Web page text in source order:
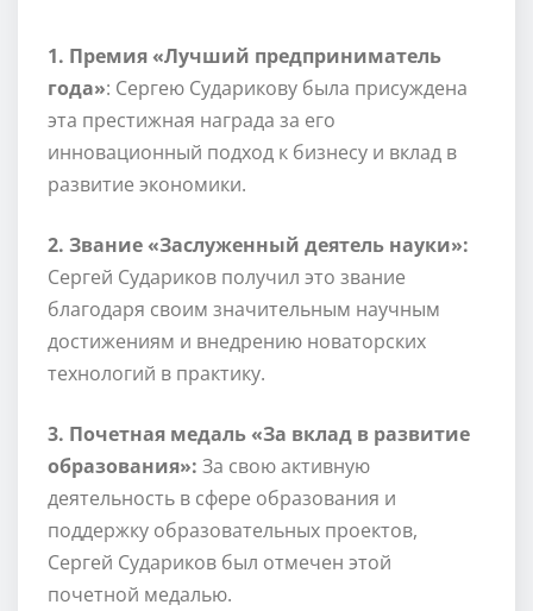
1. Премия «Лучший предприниматель
года»: Сергею Сударикову была присуждена
эта престижная награда за его
инновационный подход к бизнесу и вклад в
развитие экономики.
2. Звание «Заслуженный деятель науки»:
Сергей Судариков получил это звание
благодаря своим значительным научным
достижениям и внедрению новаторских
технологий в практику.
3. Почетная медаль «За вклад в развитие
образования»: За свою активную
деятельность в сфере образования и
поддержку образовательных проектов,
Сергей Судариков был отмечен этой
почетной медалью.